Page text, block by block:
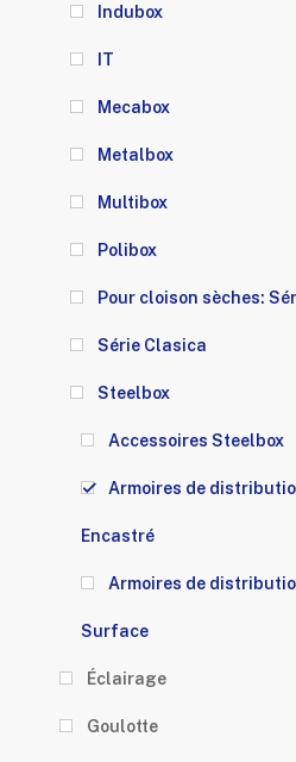
Indubox
IT
Mecabox
Metalbox
Multibox
Polibox
Pour cloison sèches:
Série Clasica
Steelbox
Accessoires Steelbox
Armoires de
Encastré
Armoires de
Surface
Éclairage
Goulotte